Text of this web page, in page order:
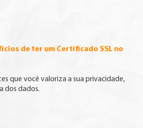
de ter um Certificado SSL no
que você valoriza a sua privacidade,
dos dados.